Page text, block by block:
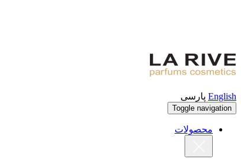
English پارسی
Toggle navigation
محصولات